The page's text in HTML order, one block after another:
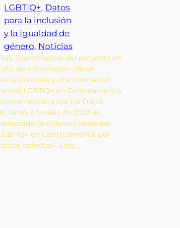
LGBTIQ+, Datos
para la inclusión
y la igualdad de
género, Noticias
coordinadora del proyecto en
de información oficial
la violencia y discriminación
LGBTIQ+ en Centroamérica,
por los Datos
lanzó, a finales de 2022, el
la violencia hacia las
en Centroamérica por
abiertos». Este…